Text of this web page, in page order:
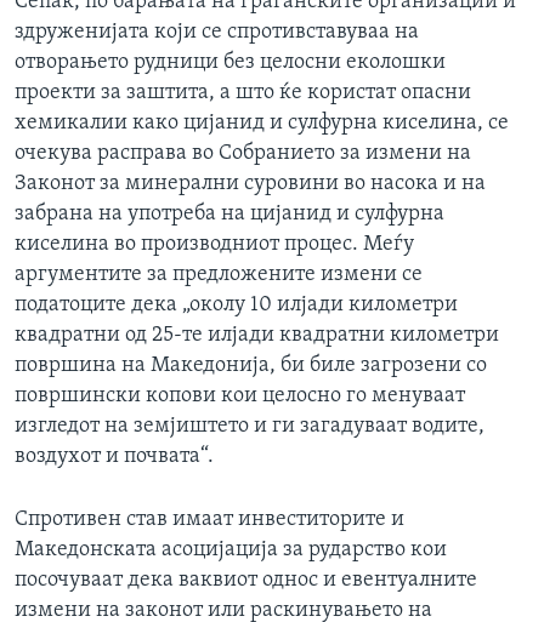
здруженијата који се спротивставуваа на
отворањето рудници без целосни еколошки
проекти за заштита, а што ќе користат опасни
хемикалии како цијанид и сулфурна киселина, се
очекува расправа во Собранието за измени на
Законот за минерални суровини во насока и на
забрана на употреба на цијанид и сулфурна
киселина во производниот процес. Меѓу
аргументите за предложените измени се
податоците дека „околу 10 илјади километри
квадратни од 25-те илјади квадратни километри
површина на Македонија, би биле загрозени со
површински копови кои целосно го менуваат
изгледот на земјиштето и ги загадуваат водите,
воздухот и почвата“.
Спротивен став имаат инвеститорите и
Македонската асоцијација за рударство кои
посочуваат дека ваквиот однос и евентуалните
измени на законот или раскинувањето на